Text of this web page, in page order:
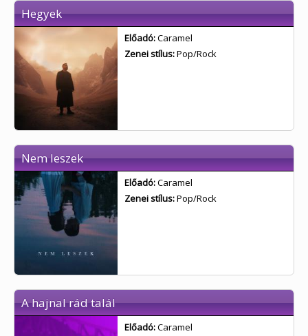
Hegyek
Előadó:Caramel
Zenei stílus:Pop/Rock
Nem leszek
Előadó:Caramel
Zenei stílus:Pop/Rock
A hajnal rád talál
Előadó:Caramel